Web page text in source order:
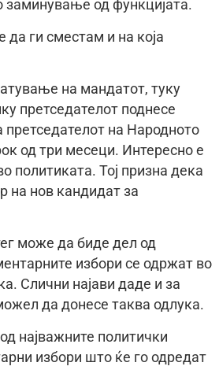
заминување од функцијата.
ги сместам и на која
на мандатот, туку
претседателот поднесе
претседателот на Народното
од три месеци. Интересно е
политиката. Тој призна дека
на нов кандидат за
може да биде дел од
избори се одржат во
Слични најави даде и за
да донесе таква одлука.
најважните политички
избори што ќе го одредат